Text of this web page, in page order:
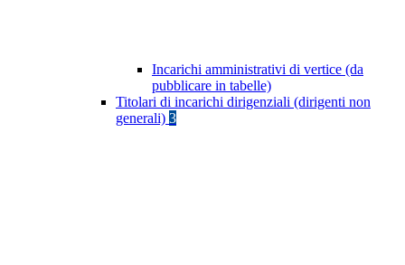
Incarichi amministrativi di vertice (da
pubblicare in tabelle)
Titolari di incarichi dirigenziali (dirigenti non
generali) 3